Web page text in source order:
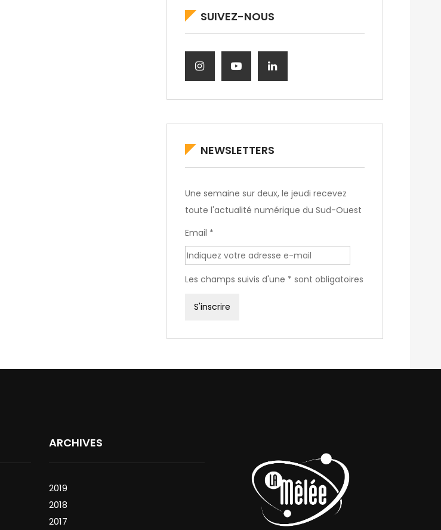
SUIVEZ-NOUS
NEWSLETTERS
Une semaine sur deux, le jeudi recevez
toute l'actualité numérique du Sud-Ouest
Email *
Les champs suivis d'une * sont obligatoires
ARCHIVES
2019
2018
2017